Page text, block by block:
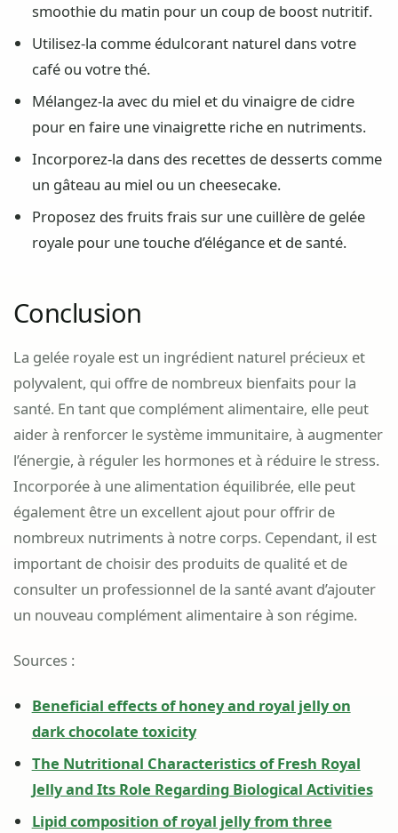
smoothie du matin pour un coup de boost nutritif.
Utilisez-la comme édulcorant naturel dans votre
café ou votre thé.
Mélangez-la avec du miel et du vinaigre de cidre
pour en faire une vinaigrette riche en nutriments.
Incorporez-la dans des recettes de desserts comme
un gâteau au miel ou un cheesecake.
Proposez des fruits frais sur une cuillère de gelée
royale pour une touche d’élégance et de santé.
Conclusion
La gelée royale est un ingrédient naturel précieux et
polyvalent, qui offre de nombreux bienfaits pour la
santé. En tant que complément alimentaire, elle peut
aider à renforcer le système immunitaire, à augmenter
l’énergie, à réguler les hormones et à réduire le stress.
Incorporée à une alimentation équilibrée, elle peut
également être un excellent ajout pour offrir de
nombreux nutriments à notre corps. Cependant, il est
important de choisir des produits de qualité et de
consulter un professionnel de la santé avant d’ajouter
un nouveau complément alimentaire à son régime.
Sources :
Beneficial effects of honey and royal jelly on
dark chocolate toxicity
The Nutritional Characteristics of Fresh Royal
Jelly and Its Role Regarding Biological Activities
Lipid composition of royal jelly from three